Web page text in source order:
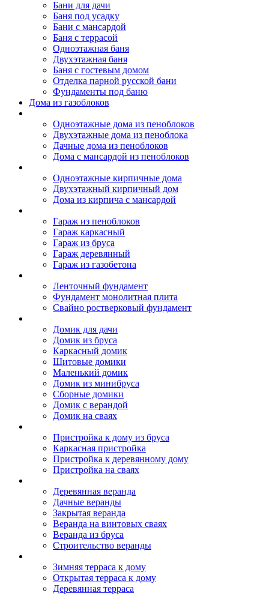
Бани для дачи
Баня под усадку
Бани с мансардой
Баня с террасой
Одноэтажная баня
Двухэтажная баня
Баня с гостевым домом
Отделка парной русской бани
Фундаменты под баню
Дома из газоблоков
Одноэтажные дома из пеноблоков
Двухэтажные дома из пеноблока
Дачные дома из пеноблоков
Дома с мансардой из пеноблоков
Одноэтажные кирпичные дома
Двухэтажный кирпичный дом
Дома из кирпича с мансардой
Гараж из пеноблоков
Гараж каркасный
Гараж из бруса
Гараж деревянный
Гараж из газобетона
Ленточный фундамент
Фундамент монолитная плита
Свайно ростверковый фундамент
Домик для дачи
Домик из бруса
Каркасный домик
Щитовые домики
Маленький домик
Домик из минибруса
Сборные домики
Домик с верандой
Домик на сваях
Пристройка к дому из бруса
Каркасная пристройка
Пристройка к деревянному дому
Пристройка на сваях
Деревянная веранда
Дачные веранды
Закрытая веранда
Веранда на винтовых сваях
Веранда из бруса
Строительство веранды
Зимняя терраса к дому
Открытая терраса к дому
Деревянная терраса